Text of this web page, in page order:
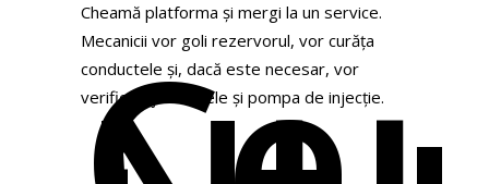
Cheamă platforma și mergi la un service.
Mecanicii vor goli rezervorul, vor curăța
conductele și, dacă este necesar, vor
verifica injectoarele și pompa de injecție.